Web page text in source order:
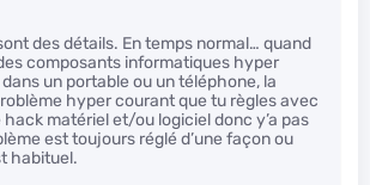
des détails. En temps normal… quand
composants informatiques hyper
un portable ou un téléphone, la
hyper courant que tu règles avec
hack matériel et/ou logiciel donc y’a pas
est toujours réglé d’une façon ou
habituel.